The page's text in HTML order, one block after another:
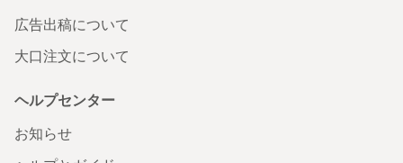
広告出稿について
大口注文について
ヘルプセンター
お知らせ